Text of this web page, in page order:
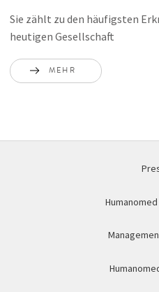
Sie zählt zu den häufigsten
heutigen Gesellschaft
MEHR